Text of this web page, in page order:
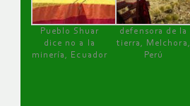
Pueblo Shuar
dice no a la
minería, Ecuador
defensora de la
tierra, Melchora,
Perú